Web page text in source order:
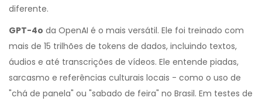
diferente.
GPT-4o da OpenAI é o mais versátil. Ele foi treinado com
mais de 15 trilhões de tokens de dados, incluindo textos,
áudios e até transcrições de vídeos. Ele entende piadas,
sarcasmo e referências culturais locais - como o uso de
"chá de panela" ou "sabado de feira" no Brasil. Em testes de